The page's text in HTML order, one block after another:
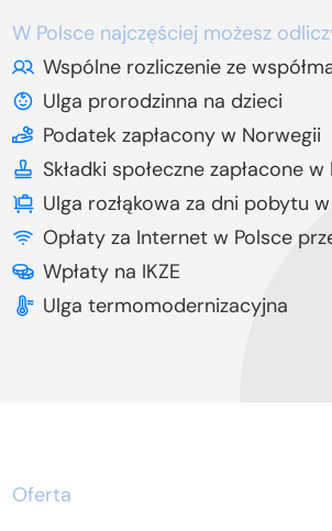
W Polsce najczęściej możesz
Wspólne rozliczenie ze
Ulga prorodzinna na dzieci
Podatek zapłacony w Norwegii
Składki społeczne zapłacone
Ulga rozłąkowa za dni pobytu
Opłaty za Internet w Polsce
Wpłaty na IKZE
Ulga termomodernizacyjna
Oferta